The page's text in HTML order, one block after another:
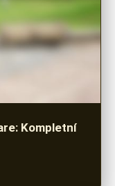
Kompletní